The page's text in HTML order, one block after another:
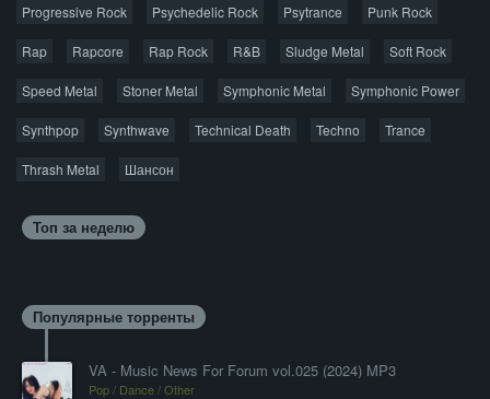
Progressive Rock Psychedelic Rock Psytrance Punk Rock
Rap Rapcore Rap Rock R&B Sludge Metal Soft Rock
Speed Metal Stoner Metal Symphonic Metal Symphonic Power
Synthpop Synthwave Technical Death Techno Trance
Thrash Metal Шансон
Топ за неделю
Популярные торренты
VA - Music News For Forum vol.025 (2024) MP3
Pop / Dance / Other